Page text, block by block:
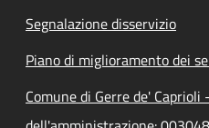
Segnalazione disservizio
Piano di miglioramento dei
Comune di Gerre de' Caprioli